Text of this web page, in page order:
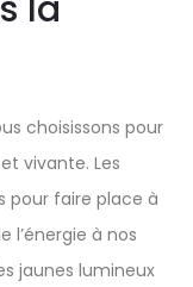
choisissons pour
vivante. Les
pour faire place à
l’énergie à nos
jaunes lumineux